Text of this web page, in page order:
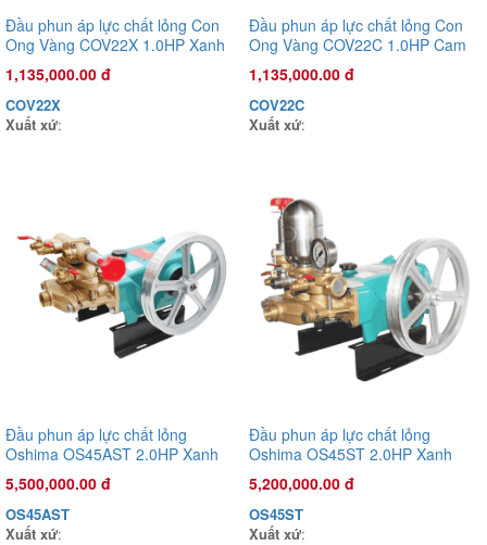
Đầu phun áp lực chất lỏng Con Ong Vàng COV26X 1.0HP Xanh
mờ
1,135,000.00 đ
COV26X
Đầu phun áp lực chất lỏng Con
Ong Vàng COV22X 1.0HP Xanh
mờ
1,135,000.00 đ
COV22X
Xuất xứ:
Đầu phun áp lực chất lỏng Con
Ong Vàng COV22C 1.0HP Cam
1,135,000.00 đ
COV22C
Xuất xứ:
Đầu phun áp lực chất lỏng
Oshima OS45AST 2.0HP Xanh
đậm (hoạt động bằng sức kéo
động cơ)
5,500,000.00 đ
OS45AST
Xuất xứ:
Đầu phun áp lực chất lỏng
Oshima OS45ST 2.0HP Xanh
đậm (hoạt động bằng sức kéo
động cơ)
5,200,000.00 đ
OS45ST
Xuất xứ: